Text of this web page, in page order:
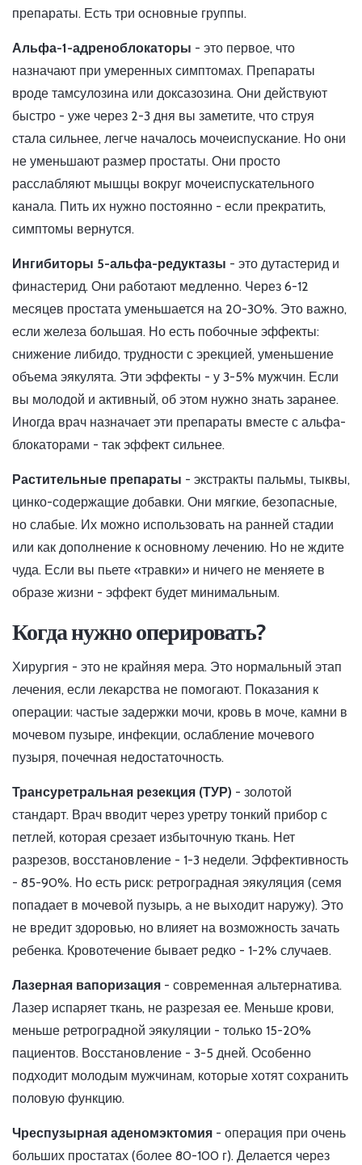
препараты. Есть три основные группы.
Альфа-1-адреноблокаторы - это первое, что
назначают при умеренных симптомах. Препараты
вроде тамсулозина или доксазозина. Они действуют
быстро - уже через 2-3 дня вы заметите, что струя
стала сильнее, легче началось мочеиспускание. Но они
не уменьшают размер простаты. Они просто
расслабляют мышцы вокруг мочеиспускательного
канала. Пить их нужно постоянно - если прекратить,
симптомы вернутся.
Ингибиторы 5-альфа-редуктазы - это дутастерид и
финастерид. Они работают медленно. Через 6-12
месяцев простата уменьшается на 20-30%. Это важно,
если железа большая. Но есть побочные эффекты:
снижение либидо, трудности с эрекцией, уменьшение
объема эякулята. Эти эффекты - у 3-5% мужчин. Если
вы молодой и активный, об этом нужно знать заранее.
Иногда врач назначает эти препараты вместе с альфа-
блокаторами - так эффект сильнее.
Растительные препараты - экстракты пальмы, тыквы,
цинко-содержащие добавки. Они мягкие, безопасные,
но слабые. Их можно использовать на ранней стадии
или как дополнение к основному лечению. Но не ждите
чуда. Если вы пьете «травки» и ничего не меняете в
образе жизни - эффект будет минимальным.
Когда нужно оперировать?
Хирургия - это не крайняя мера. Это нормальный этап
лечения, если лекарства не помогают. Показания к
операции: частые задержки мочи, кровь в моче, камни в
мочевом пузыре, инфекции, ослабление мочевого
пузыря, почечная недостаточность.
Трансуретральная резекция (ТУР) - золотой
стандарт. Врач вводит через уретру тонкий прибор с
петлей, которая срезает избыточную ткань. Нет
разрезов, восстановление - 1-3 недели. Эффективность
- 85-90%. Но есть риск: ретроградная эякуляция (семя
попадает в мочевой пузырь, а не выходит наружу). Это
не вредит здоровью, но влияет на возможность зачать
ребенка. Кровотечение бывает редко - 1-2% случаев.
Лазерная вапоризация - современная альтернатива.
Лазер испаряет ткань, не разрезая ее. Меньше крови,
меньше ретроградной эякуляции - только 15-20%
пациентов. Восстановление - 3-5 дней. Особенно
подходит молодым мужчинам, которые хотят сохранить
половую функцию.
Чреспузырная аденомэктомия - операция при очень
больших простатах (более 80-100 г). Делается через